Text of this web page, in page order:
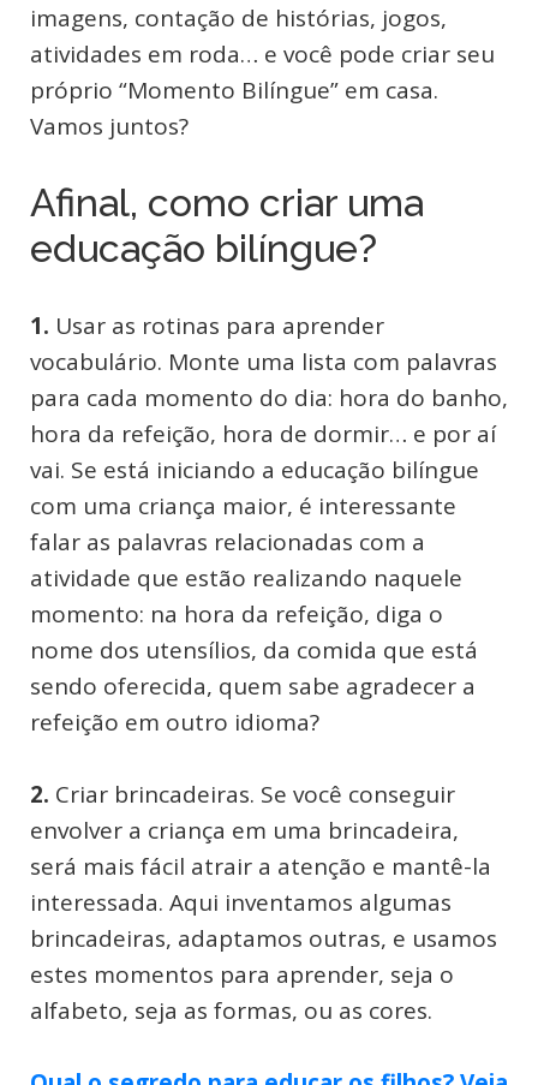
imagens, contação de histórias, jogos,
atividades em roda… e você pode criar seu
próprio “Momento Bilíngue” em casa.
Vamos juntos?
Afinal, como criar uma
educação bilíngue?
1. Usar as rotinas para aprender
vocabulário. Monte uma lista com palavras
para cada momento do dia: hora do banho,
hora da refeição, hora de dormir… e por aí
vai. Se está iniciando a educação bilíngue
com uma criança maior, é interessante
falar as palavras relacionadas com a
atividade que estão realizando naquele
momento: na hora da refeição, diga o
nome dos utensílios, da comida que está
sendo oferecida, quem sabe agradecer a
refeição em outro idioma?
2. Criar brincadeiras. Se você conseguir
envolver a criança em uma brincadeira,
será mais fácil atrair a atenção e mantê-la
interessada. Aqui inventamos algumas
brincadeiras, adaptamos outras, e usamos
estes momentos para aprender, seja o
alfabeto, seja as formas, ou as cores.